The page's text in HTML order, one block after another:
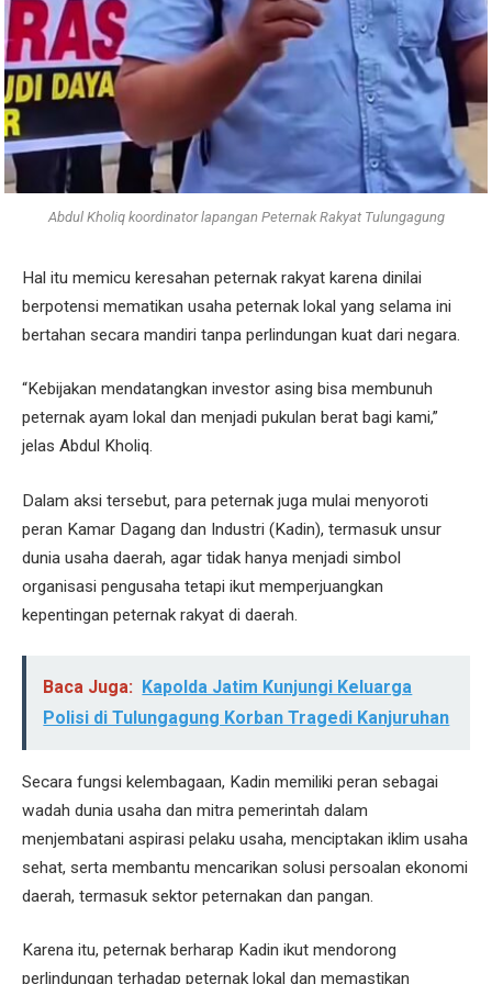
Abdul Kholiq koordinator lapangan Peternak Rakyat Tulungagung
Hal itu memicu keresahan peternak rakyat karena dinilai
berpotensi mematikan usaha peternak lokal yang selama ini
bertahan secara mandiri tanpa perlindungan kuat dari negara.
“Kebijakan mendatangkan investor asing bisa membunuh
peternak ayam lokal dan menjadi pukulan berat bagi kami,”
jelas Abdul Kholiq.
Dalam aksi tersebut, para peternak juga mulai menyoroti
peran Kamar Dagang dan Industri (Kadin), termasuk unsur
dunia usaha daerah, agar tidak hanya menjadi simbol
organisasi pengusaha tetapi ikut memperjuangkan
kepentingan peternak rakyat di daerah.
Baca Juga: Kapolda Jatim Kunjungi Keluarga
Polisi di Tulungagung Korban Tragedi Kanjuruhan
Secara fungsi kelembagaan, Kadin memiliki peran sebagai
wadah dunia usaha dan mitra pemerintah dalam
menjembatani aspirasi pelaku usaha, menciptakan iklim usaha
sehat, serta membantu mencarikan solusi persoalan ekonomi
daerah, termasuk sektor peternakan dan pangan.
Karena itu, peternak berharap Kadin ikut mendorong
perlindungan terhadap peternak lokal dan memastikan